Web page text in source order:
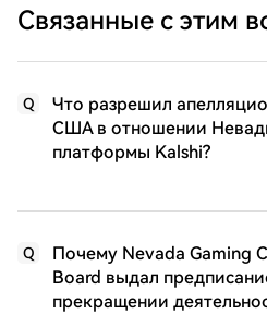
Связанные с этим
Q
Что разрешил
США в отношении
платформы Kalshi?
Q
Почему Nevada Gaming
Board выдал
прекращении